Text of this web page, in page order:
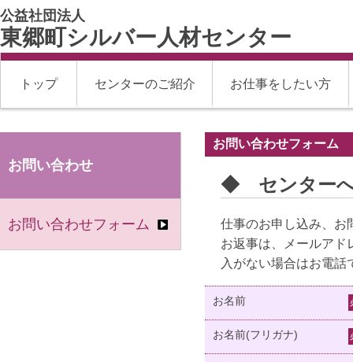
公益社団法人
東郷町シルバー人材センター
トップ センターのご紹介 お仕事をしたい方
お問い合わせフォーム
◆ センターへ
仕事のお申し込み、お
お返事は、メールアド
入がない場合はお電
お名前
お名前(フリガナ)
お問い合わせ
お問い合わせフォーム